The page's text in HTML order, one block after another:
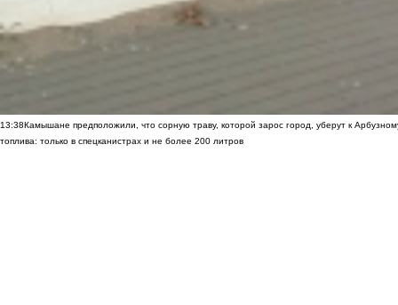
13:38Камышане предположили, что сорную траву, которой зарос город, уберут к
топлива: только в спецканистрах и не более 200 литров